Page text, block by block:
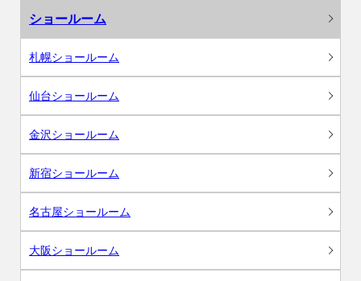
ショールーム
札幌ショールーム
仙台ショールーム
金沢ショールーム
新宿ショールーム
名古屋ショールーム
大阪ショールーム